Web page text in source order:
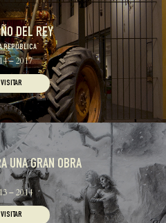
DEL REY
REPÚBLICA
– 2017
VISITAR
UNA GRAN OBRA
– 2014
VISITAR